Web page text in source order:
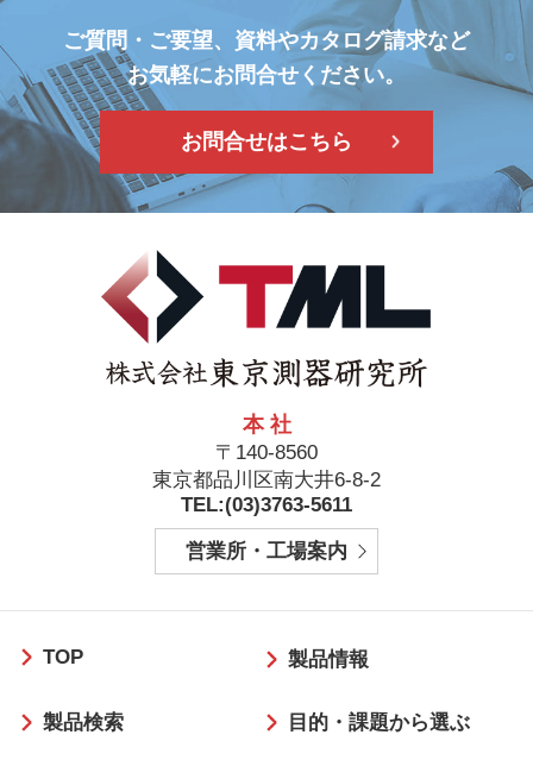
ご質問・ご要望、資料やカタログ請求など
お気軽にお問合せください。
お問合せはこちら
本 社
〒140-8560
東京都品川区南大井6-8-2
TEL:(03)3763-5611
営業所・工場案内
ッ
ー
TOP 製品情報
製品検索 目的・課題から選ぶ